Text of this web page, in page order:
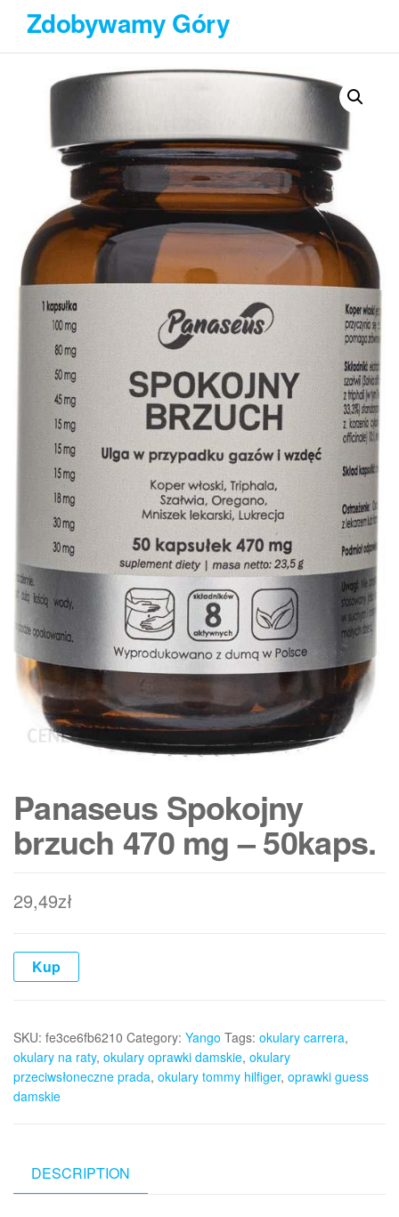
Przejdź
treści
Zdobywamy Góry
Panaseus Spokojny
brzuch 470 mg – 50kaps.
29,49zł
Kup
SKU: fe3ce6fb6210 Category: Yango Tags: okulary carrera,
okulary na raty, okulary oprawki damskie, okulary
przeciwsłoneczne prada, okulary tommy hilfiger, oprawki guess
damskie
DESCRIPTION